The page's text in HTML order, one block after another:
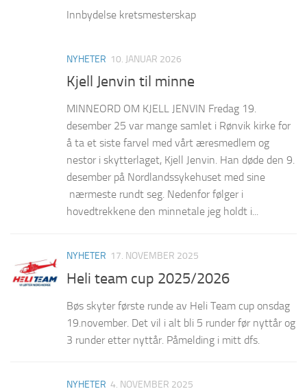
Innbydelse kretsmesterskap
NYHETER 10. JANUAR 2026
Kjell Jenvin til minne
MINNEORD OM KJELL JENVIN Fredag 19.
desember 25 var mange samlet i Rønvik kirke for
å ta et siste farvel med vårt æresmedlem og
nestor i skytterlaget, Kjell Jenvin. Han døde den 9.
desember på Nordlandssykehuset med sine
nærmeste rundt seg. Nedenfor følger i
hovedtrekkene den minnetale jeg holdt i...
NYHETER 17. NOVEMBER 2025
Heli team cup 2025/2026
Bøs skyter første runde av Heli Team cup onsdag
19.november. Det vil i alt bli 5 runder før nyttår og
3 runder etter nyttår. Påmelding i mitt dfs.
NYHETER 4. NOVEMBER 2025